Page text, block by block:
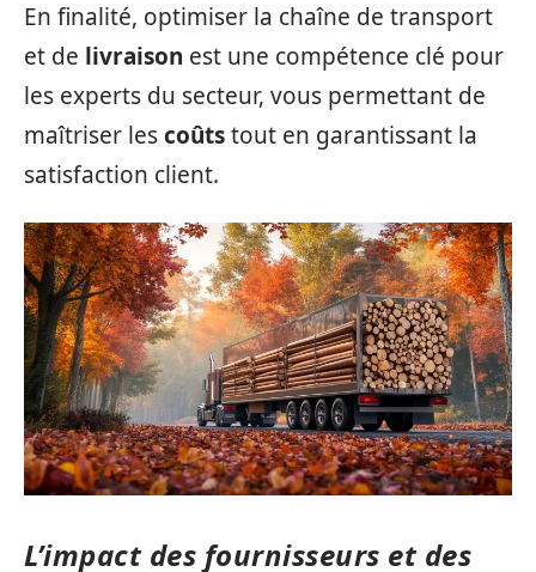
En finalité, optimiser la chaîne de transport
et de livraison est une compétence clé pour
les experts du secteur, vous permettant de
maîtriser lescoûtstout en garantissant la
satisfaction client.
L’impact des fournisseurs et des